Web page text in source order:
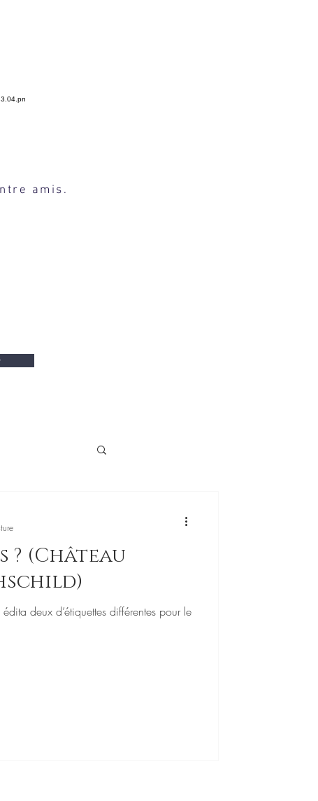
&
amis.
deux d’étiquettes différentes pour le